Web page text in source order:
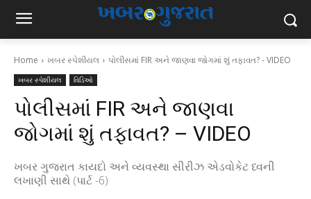
Home ખબર સ્પેશીયલ પોલીસમાં FIR અને જાણવા જોગમાં શું તફાવત? - VIDEO
ખબર સ્પેશીયલ વિડિઓ
પોલીસમાં FIR અને જાણવા
જોગમાં શું તફાવત? – VIDEO
ખબર ગુજરાત કાયદો અને વ્યવસ્થા સીરીઝ એડવોકેટ ધ્વની
લખાણી સાથે (પાર્ટ -6)